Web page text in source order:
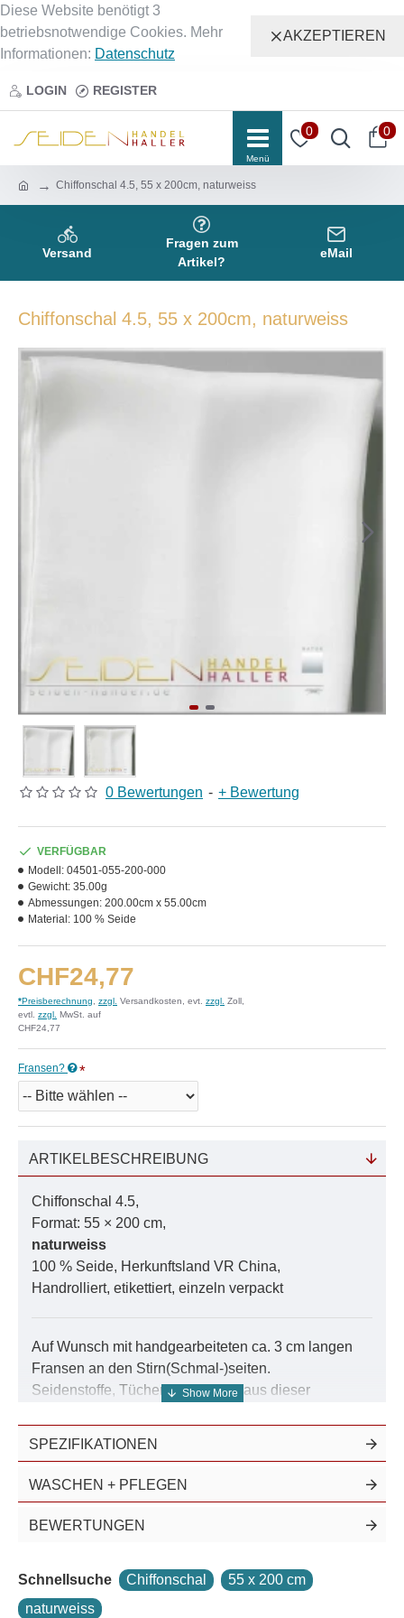
Diese Website benötigt 3
betriebsnotwendige Cookies. Mehr
Informationen: Datenschutz
AKZEPTIEREN
LOGIN REGISTER
0 0
Chiffonschal 4.5, 55 x 200cm, naturweiss
Versand
Fragen zum
Artikel?
eMail
Chiffonschal 4.5, 55 x 200cm, naturweiss
0 Bewertungen - + Bewertung
CHF24,77
*Preisberechnung zzgl. Versandkosten, evt. zzgl. Zoll,
evtl. zzgl. MwSt. auf
CHF24,77
VERFÜGBAR
Modell: 04501-055-200-000
Gewicht: 35.00g
Abmessungen: 200.00cm x 55.00cm
Material: 100 % Seide
Fransen?
ARTIKELBESCHREIBUNG
Chiffonschal 4.5,
Format: 55 × 200 cm,
naturweiss
100 % Seide, Herkunftsland VR China,
Handrolliert, etikettiert, einzeln verpackt
Auf Wunsch mit handgearbeiteten ca. 3 cm langen
Fransen an den Stirn(Schmal-)seiten.
Seidenstoffe, Tücher und Schals aus dieser
Dieser Chiffonschal ist ebenfalls
Seidenstoff Chiffon 4.5 ist ein feinfädiges, in
Voile/Schleierseidengewebe ist. Deshalb weist
dieses Seidengewebe eine festere,
SPEZIFIKATIONEN
WASCHEN + PFLEGEN
BEWERTUNGEN
Schnellsuche Chiffonschal
55 x 200 cm
naturweiss